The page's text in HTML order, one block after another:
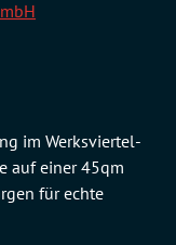
im Werksviertel-
auf einer 45qm
für echte